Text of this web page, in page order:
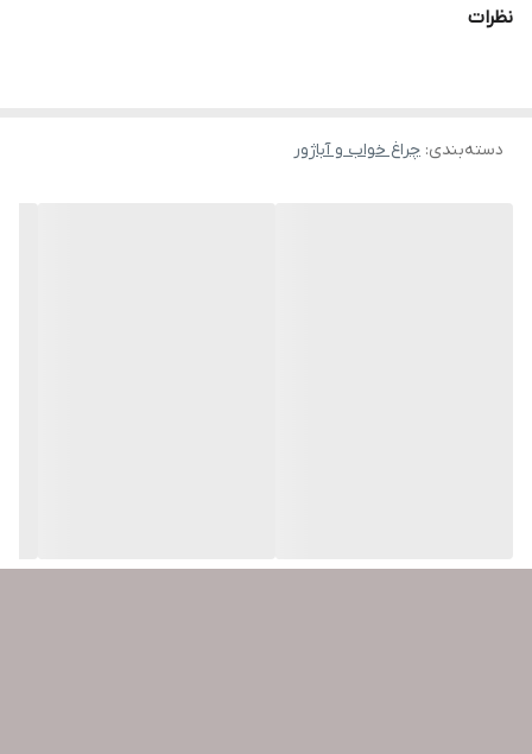
نظرات
دسته‌بندی: چراغ خواب و آباژور